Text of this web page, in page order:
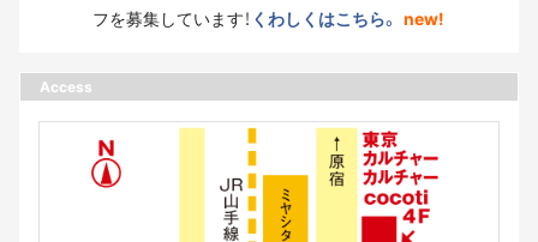
フを募集しています！ くわしくはこちら。 new!
Access